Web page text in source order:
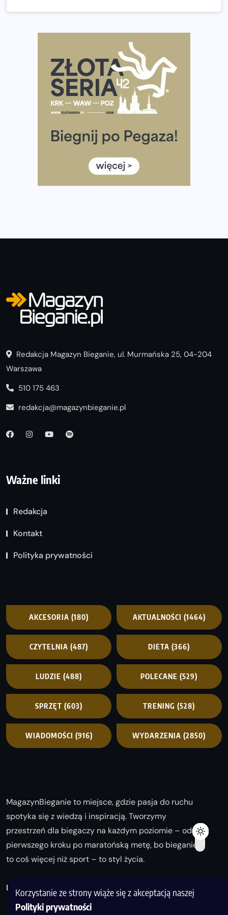
Korzystanie ze strony wiąże się z akceptacją naszej
Polityki prywatności
poradnik przed startem
Ile razy w tygodniu biegać? 3 treningi wystarczą? Jak
często biegać, żeby robić postępy
Już w ten weekend! Przed nami Nocny Portowy Maraton
i Półmaraton Szczeciński. Wszystko, co warto wiedzieć
European Marathon Classics – jak zweryfikować swój
listach startowych są jeszcze wolne miejsca
Jaki smartwatch dla biegaczy, którzy chcą też przy
okazji trenować pod HYROX?
Jak zaplanować domowe cardio bez przepełniania
Redakcja Magazyn Bieganie, ul. Murmańska 25, 04-204
Warszawa
510 175 463
redakcja@magazynbieganie.pl
Ważne linki
Redakcja
Kontakt
Polityka prywatności
AKCESORIA (180) AKTUALNOŚCI (1464)
CZYTELNIA (487) DIETA (366)
LUDZIE (488) POLECANE (529)
SPRZĘT (603) TRENING (528)
WIADOMOŚCI (916) WYDARZENIA (2850)
MagazynBieganie to miejsce, gdzie pasja do ruchu
spotyka się z wiedzą i inspiracją. Tworzymy
przestrzeń dla biegaczy na każdym poziomie – od
pierwszego kroku po maratońską metę, bo bieganie
to coś więcej niż sport – to styl życia.
Biegaj z nami i odkrywaj swoją najlepszą wersję!